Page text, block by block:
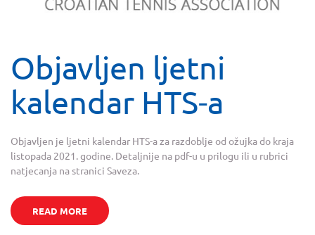
Objavljen ljetni
kalendar HTS-a
Objavljen je ljetni kalendar HTS-a za razdoblje od ožujka do kraja
listopada 2021. godine. Detaljnije na pdf-u u prilogu ili u rubrici
natjecanja na stranici Saveza.
READ MORE